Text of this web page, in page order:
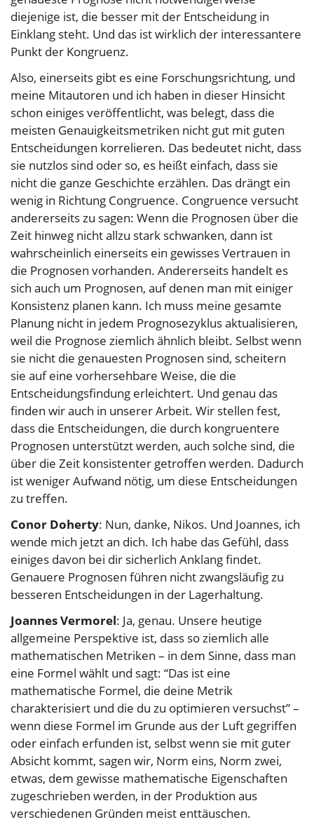
diejenige ist, die besser mit der Entscheidung in
Einklang steht. Und das ist wirklich der interessantere
Punkt der Kongruenz.
Also, einerseits gibt es eine Forschungsrichtung, und
meine Mitautoren und ich haben in dieser Hinsicht
schon einiges veröffentlicht, was belegt, dass die
meisten Genauigkeitsmetriken nicht gut mit guten
Entscheidungen korrelieren. Das bedeutet nicht, dass
sie nutzlos sind oder so, es heißt einfach, dass sie
nicht die ganze Geschichte erzählen. Das drängt ein
wenig in Richtung Congruence. Congruence versucht
andererseits zu sagen: Wenn die Prognosen über die
Zeit hinweg nicht allzu stark schwanken, dann ist
wahrscheinlich einerseits ein gewisses Vertrauen in
die Prognosen vorhanden. Andererseits handelt es
sich auch um Prognosen, auf denen man mit einiger
Konsistenz planen kann. Ich muss meine gesamte
Planung nicht in jedem Prognosezyklus aktualisieren,
weil die Prognose ziemlich ähnlich bleibt. Selbst wenn
sie nicht die genauesten Prognosen sind, scheitern
sie auf eine vorhersehbare Weise, die die
Entscheidungsfindung erleichtert. Und genau das
finden wir auch in unserer Arbeit. Wir stellen fest,
dass die Entscheidungen, die durch kongruentere
Prognosen unterstützt werden, auch solche sind, die
über die Zeit konsistenter getroffen werden. Dadurch
ist weniger Aufwand nötig, um diese Entscheidungen
zu treffen.
Conor Doherty: Nun, danke, Nikos. Und Joannes, ich
wende mich jetzt an dich. Ich habe das Gefühl, dass
einiges davon bei dir sicherlich Anklang findet.
Genauere Prognosen führen nicht zwangsläufig zu
besseren Entscheidungen in der Lagerhaltung.
Joannes Vermorel: Ja, genau. Unsere heutige
allgemeine Perspektive ist, dass so ziemlich alle
mathematischen Metriken – in dem Sinne, dass man
eine Formel wählt und sagt: “Das ist eine
mathematische Formel, die deine Metrik
charakterisiert und die du zu optimieren versuchst” –
wenn diese Formel im Grunde aus der Luft gegriffen
oder einfach erfunden ist, selbst wenn sie mit guter
Absicht kommt, sagen wir, Norm eins, Norm zwei,
etwas, dem gewisse mathematische Eigenschaften
zugeschrieben werden, in der Produktion aus
verschiedenen Gründen meist enttäuschen.